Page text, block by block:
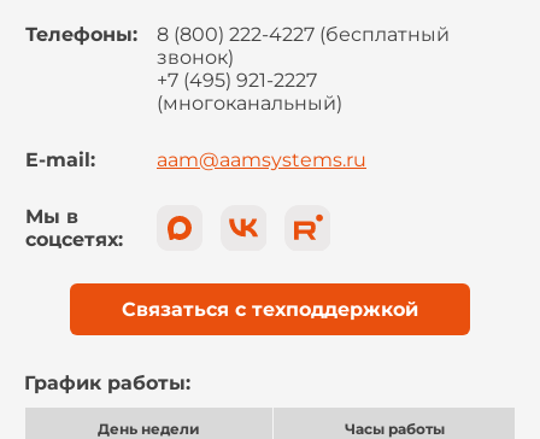
Телефоны:
8 (800) 222-4227 (бесплатный
звонок)
+7 (495) 921-2227
(многоканальный)
E-mail: aam@aamsystems.ru
Мы в
соцсетях:
Связаться с техподдержкой
График работы:
День недели Часы работы